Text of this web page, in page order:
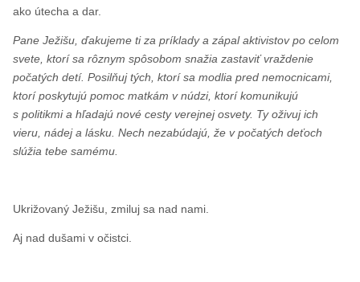
ako útecha a dar.
Pane Ježišu, ďakujeme ti za príklady a zápal aktivistov po celom
svete, ktorí sa rôznym spôsobom snažia zastaviť vraždenie
počatých detí. Posilňuj tých, ktorí sa modlia pred nemocnicami,
ktorí poskytujú pomoc matkám v núdzi, ktorí komunikujú
s politikmi a hľadajú nové cesty verejnej osvety. Ty oživuj ich
vieru, nádej a lásku. Nech nezabúdajú, že v počatých deťoch
slúžia tebe samému.
Ukrižovaný Ježišu, zmiluj sa nad nami.
Aj nad dušami v očistci.